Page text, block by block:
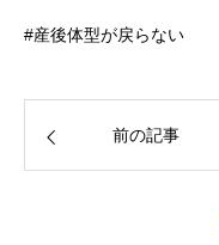
#産後体型が戻らない
前の記事